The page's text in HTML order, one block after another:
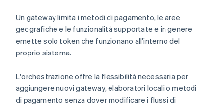
Un gateway limita i metodi di pagamento, le aree
geografiche e le funzionalità supportate e in genere
emette solo token che funzionano all'interno del
proprio sistema.
L'orchestrazione offre la flessibilità necessaria per
aggiungere nuovi gateway, elaboratori locali o metodi
di pagamento senza dover modificare i flussi di